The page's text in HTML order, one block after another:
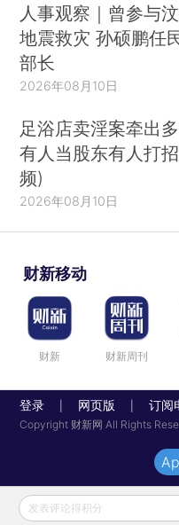
人事观察｜曾参与
地震救灾 孙硕鹏任
部长
2026年08月10日
足浴店卖淫案牵出
有人当股东有人打
频)
2026年08月10日
财新移动
财新 财新周刊
登录 网页版 订阅
Copyright 财新网 All Rights
发表评论得积分